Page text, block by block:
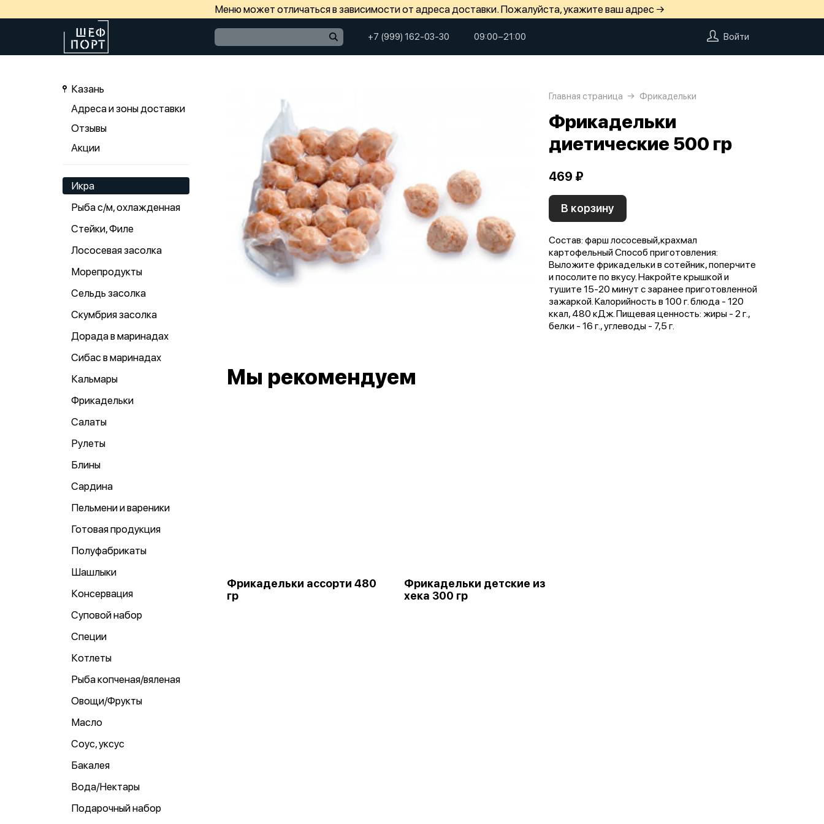
Меню может отличаться в зависимости от адреса доставки. Пожалуйста, укажите ваш адрес →
+7 (999) 162-03-30 09:00−21:00 Войти
Казань
Адреса и зоны доставки
Отзывы
Акции
Икра
Рыба с/м, охлажденная
Стейки, Филе
Лососевая засолка
Морепродукты
Сельдь засолка
Скумбрия засолка
Дорада в маринадах
Сибас в маринадах
Кальмары
Фрикадельки
Салаты
Рулеты
Блины
Сардина
Пельмени и вареники
Готовая продукция
Полуфабрикаты
Шашлыки
Консервация
Суповой набор
Специи
Котлеты
Рыба копченая/вяленая
Овощи/Фрукты
Масло
Соус, уксус
Бакалея
Вода/Нектары
Подарочный набор
Главная страница Фрикадельки
Фрикадельки
диетические 500 гр
469 ₽
В корзину
Состав: фарш лососевый,крахмал
картофельный Способ приготовления:
Выложите фрикадельки в сотейник, поперчите
и посолите по вкусу. Накройте крышкой и
тушите 15-20 минут с заранее приготовленной
зажаркой. Калорийность в 100 г. блюда - 120
ккал, 480 кДж. Пищевая ценность: жиры - 2 г.,
белки - 16 г., углеводы - 7,5 г.
Мы рекомендуем
Фрикадельки ассорти 480
гр
Фрикадельки детские из
хека 300 гр